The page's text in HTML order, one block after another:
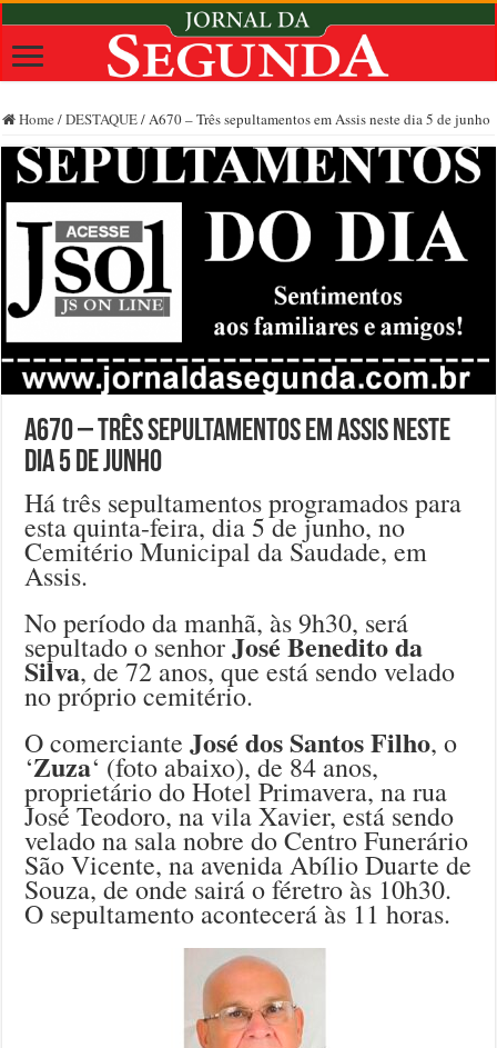
Home /DESTAQUE/A670 – Três sepultamentos em Assis neste dia 5 de junho
A670 – Três sepultamentos em Assis neste
dia 5 de junho
Há três sepultamentos programados para
esta quinta-feira, dia 5 de junho, no
Cemitério Municipal da Saudade, em
Assis.
No período da manhã, às 9h30, será
sepultado o senhorJosé Benedito da
Silva, de 72 anos, que está sendo velado
no próprio cemitério.
O comercianteJosé dos Santos Filho, o
‘Zuza‘ (foto abaixo), de 84 anos,
proprietário do Hotel Primavera, na rua
José Teodoro, na vila Xavier, está sendo
velado na sala nobre do Centro Funerário
São Vicente, na avenida Abílio Duarte de
Souza, de onde sairá o féretro às 10h30.
O sepultamento acontecerá às 11 horas.